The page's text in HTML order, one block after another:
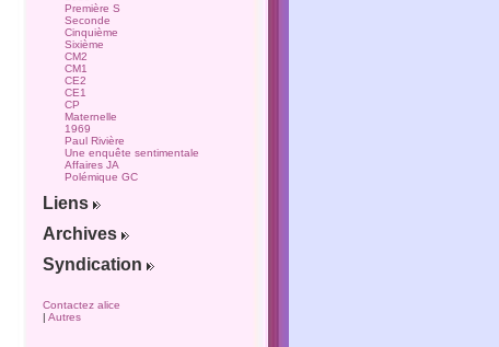
Première S
Seconde
Cinquième
Sixième
CM2
CM1
CE2
CE1
CP
Maternelle
1969
Paul Rivière
Une enquête sentimentale
Affaires JA
Polémique GC
Liens
Archives
Syndication
Contactez alice
| Autres